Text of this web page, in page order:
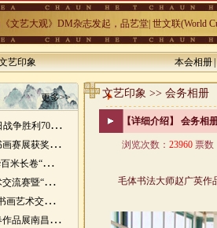
文艺大观》DM杂志发起，品艺堂| 世文联(World
艺印象 本会相册|
更多>>
·
2015年“华夏雄风” 纪念抗日战争胜利70周年书画展征稿
·
公示：第四届中国风全国书画赛展获奖入展名单
·
“墨韵千年”百位名家绘中华百米长卷“华夏五千年锦绣山河图”创作
·
第四届中国风全国书画艺术交流赛暨“华夏五千年锦绣山河图”百位名家绘中华百米长卷创作邀请展
·
2013年“第三届中国风全国书画艺术交流赛” 获奖名单
·
第三届中国风书画艺术迎春作品展南昌展胜利开幕
文艺印象 >> 会务相册
【详细介绍】 会务相
浏览次数：23960 票数